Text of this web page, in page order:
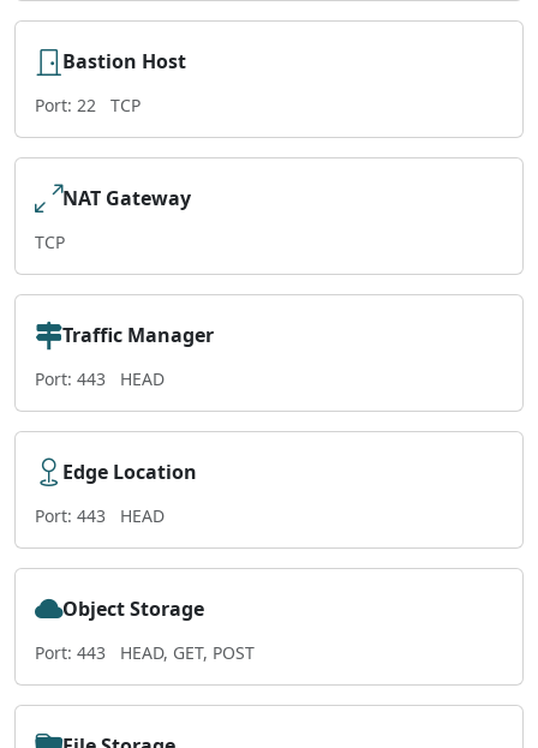
Bastion Host
Port: 22 TCP
NAT Gateway
TCP
Traffic Manager
Port: 443 HEAD
Edge Location
Port: 443 HEAD
Object Storage
Port: 443 HEAD, GET, POST